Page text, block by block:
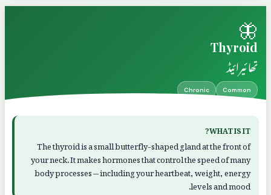
🦋
Thyroid
تھائیرائیڈ
Common
Chronic
WHAT IS IT?
The thyroid is a small butterfly-shaped gland at the front of
your neck. It makes hormones that control the speed of many
body processes — including your heartbeat, weight, energy
levels and mood.